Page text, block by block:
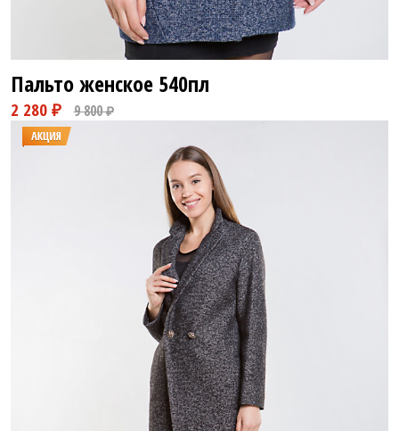
Пальто женское 540пл